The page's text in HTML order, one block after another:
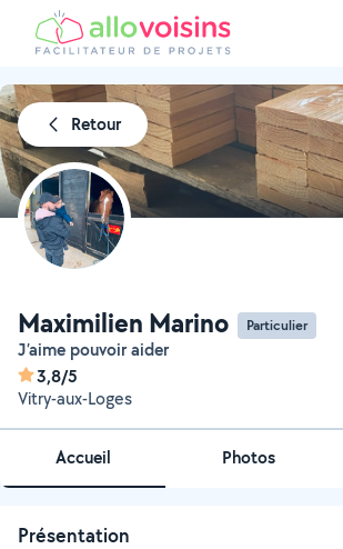
Retour
Maximilien Marino Particulier
J’aime pouvoir aider
3,8/5
Vitry-aux-Loges
Accueil Photos
Présentation